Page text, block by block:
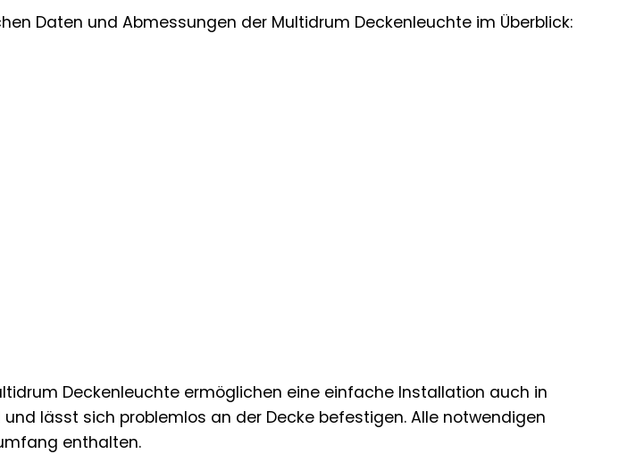
Daten und Abmessungen der Multidrum Deckenleuchte im Überblick:
Deckenleuchte ermöglichen eine einfache Installation auch in
und lässt sich problemlos an der Decke befestigen. Alle notwendigen
enthalten.